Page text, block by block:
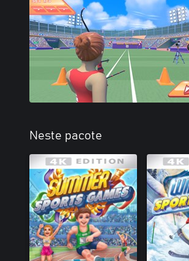
Neste pacote